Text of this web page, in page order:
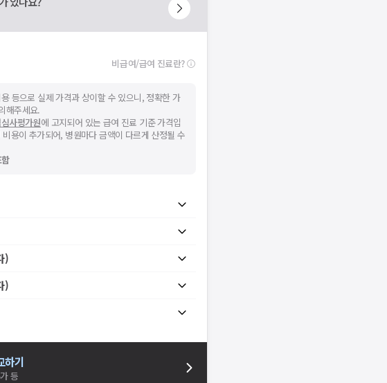
비급여/급여 진료란?
등으로 실제 가격과 상이할 수 있으니, 정확한 가
해주세요.
사평가원에 고지되어 있는 급여 진료 기준 가격입
용이 추가되어, 병원마다 금액이 다르게 산정될 수
)
)
하기
등
적인 오류로, 잠시 후 다시 시도해주세요.
확인